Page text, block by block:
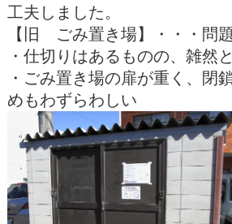
工夫しました。
【旧 ごみ置き場】・・・問
・仕切りはあるものの、雑然
・ごみ置き場の扉が重く、閉
めもわずらわしい